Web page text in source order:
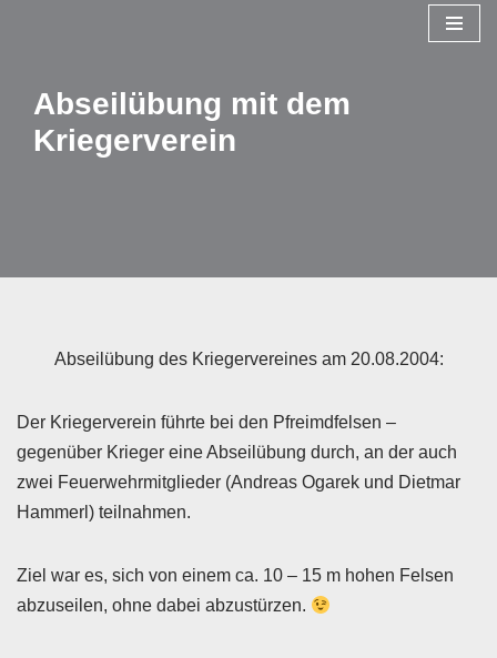
Inhalt
Abseilübung mit dem
Kriegerverein
Abseilübung des Kriegervereines am 20.08.2004:
Der Kriegerverein führte bei den Pfreimdfelsen –
gegenüber Krieger eine Abseilübung durch, an der auch
zwei Feuerwehrmitglieder (Andreas Ogarek und Dietmar
Hammerl) teilnahmen.
Ziel war es, sich von einem ca. 10 – 15 m hohen Felsen
abzuseilen, ohne dabei abzustürzen.